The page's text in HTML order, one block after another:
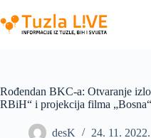
to
content
Rođendan BKC-a: Otvaranje
RBiH“ i projekcija filma „Bosna“
desK 24. 11. 2022.